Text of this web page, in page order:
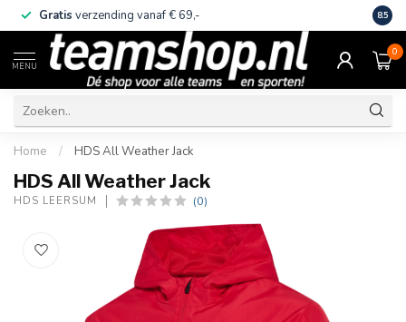
Gratis verzending vanaf € 69,- Eigen
8.5
MENU
0
Home / HDS All Weather Jack
HDS All Weather Jack
HDS LEERSUM (0)